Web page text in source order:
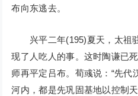
布向东逃去。
兴平二年(195)夏天，太祖
现了人吃人的事。这时陶谦已
师再平定吕布。荀彧说：“先代
河内，都是先巩固基地以控制